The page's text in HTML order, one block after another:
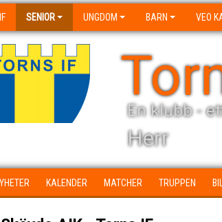
SENIOR UNGDOM BARN VEO
En klubb -
Herr
KALENDER MATCHER TRUPPEN